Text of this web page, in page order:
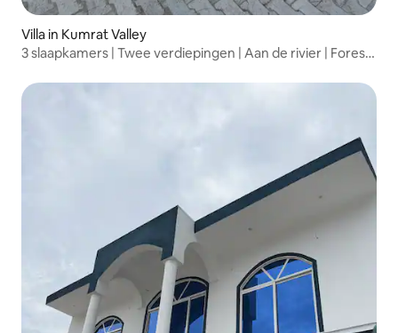
Villa in Kumrat Valley
3 slaapkamers | Twee verdiepingen | Aan de rivier | Forest